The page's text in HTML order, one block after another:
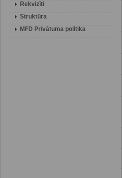
Rekvizīti
Struktūra
MFD Privātuma politika